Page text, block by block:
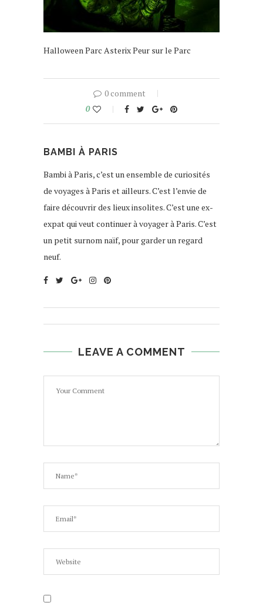
Halloween Parc Asterix Peur sur le Parc
0 comment
0
BAMBI À PARIS
Bambi à Paris, c’est un ensemble de curiosités
de voyages à Paris et ailleurs. C’est l’envie de
faire découvrir des lieux insolites. C’est une ex-
expat qui veut continuer à voyager à Paris. C’est
un petit surnom naïf, pour garder un regard
neuf.
LEAVE A COMMENT